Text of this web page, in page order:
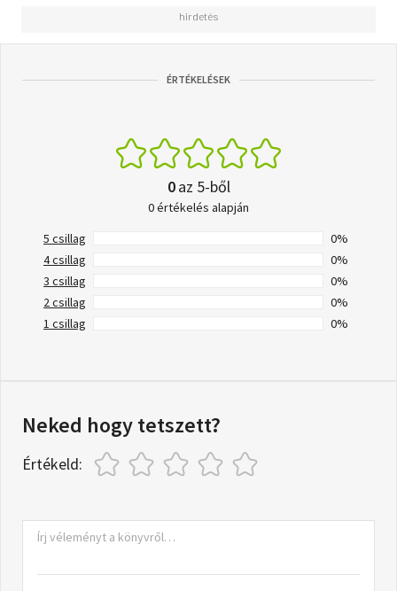
ÉRTÉKELÉSEK
0az 5-ből
0 értékelés alapján
5 csillag
0%
4 csillag
0%
3 csillag
0%
2 csillag
0%
1 csillag
0%
Neked hogy tetszett?
Értékeld: